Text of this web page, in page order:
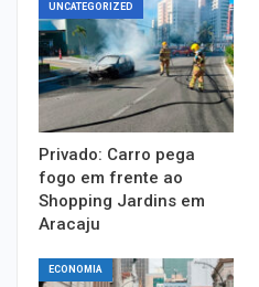
UNCATEGORIZED
Privado: Carro pega
fogo em frente ao
Shopping Jardins em
Aracaju
ECONOMIA